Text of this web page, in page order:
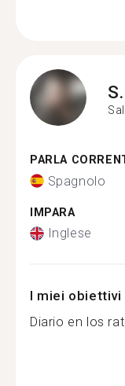
S.
PARLA
Spagnolo
IMPARA
Inglese
I miei obiettivi
Diario en los